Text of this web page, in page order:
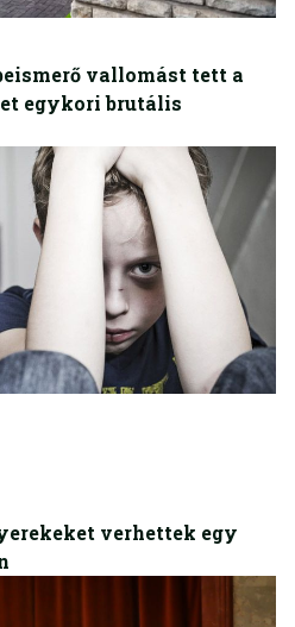
vallomást tett a
egykori brutális
verhettek egy